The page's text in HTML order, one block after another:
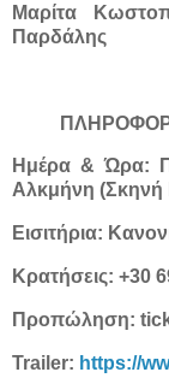
Μαρίτα
Παρδάλης
Ημέρα & Ώρα:
Αλκμήνη (Σκηνή
Εισιτήρια:
Κρατήσεις: +30
Προπώληση:
Trailer: https://